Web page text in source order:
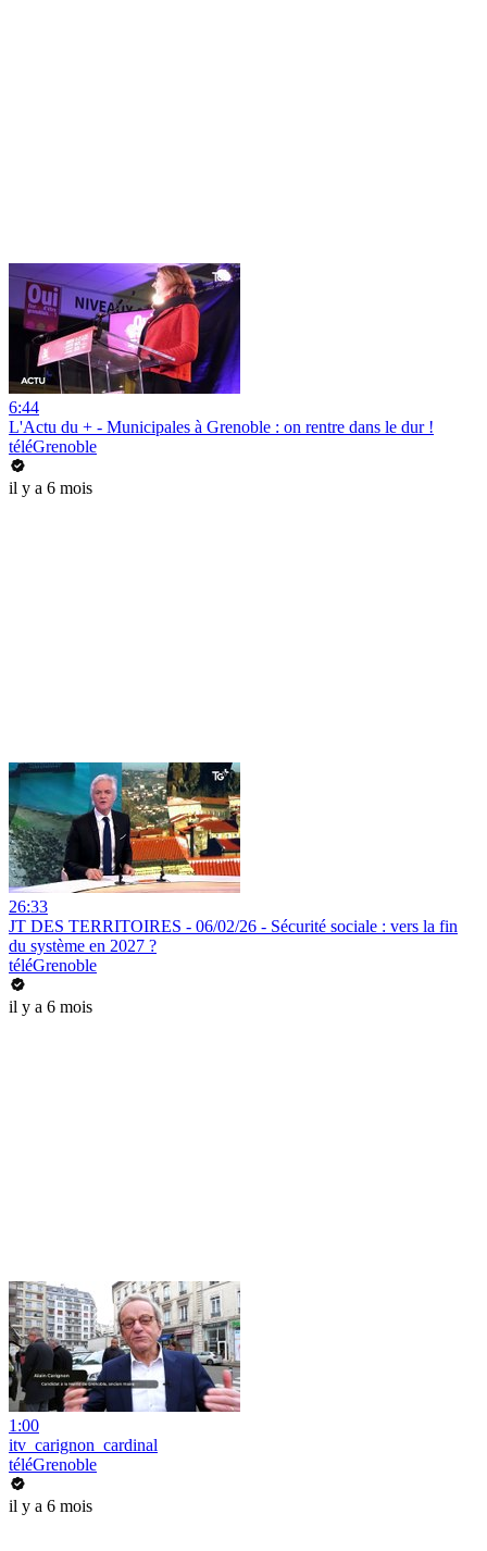
6:44
L'Actu du + - Municipales à Grenoble : on rentre dans le dur !
téléGrenoble
il y a 6 mois
26:33
JT DES TERRITOIRES - 06/02/26 - Sécurité sociale : vers la fin
du système en 2027 ?
téléGrenoble
il y a 6 mois
1:00
itv_carignon_cardinal
téléGrenoble
il y a 6 mois